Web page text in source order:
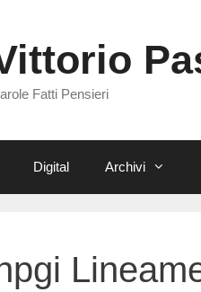
Fatti Pensieri
Digital Archivi